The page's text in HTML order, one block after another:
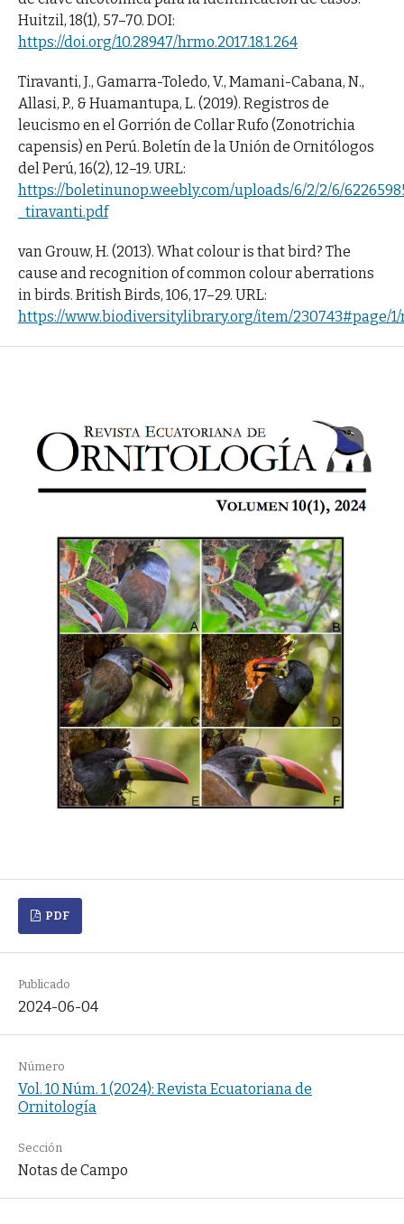
Huitzil, 18(1), 57–70. DOI:
https://doi.org/10.28947/hrmo.2017.18.1.264
Tiravanti, J., Gamarra-Toledo, V., Mamani-Cabana, N.,
Allasi, P., & Huamantupa, L. (2019). Registros de
leucismo en el Gorrión de Collar Rufo (Zonotrichia
capensis) en Perú. Boletín de la Unión de Ornitólogos
del Perú, 16(2), 12–19. URL:
https://boletinunop.weebly.com/uploads/6/2/2/6/
_tiravanti.pdf
van Grouw, H. (2013). What colour is that bird? The
cause and recognition of common colour aberrations
in birds. British Birds, 106, 17–29. URL:
https://www.biodiversitylibrary.org/item/230743#page/1/
PDF
Publicado
2024-06-04
Número
Vol. 10 Núm. 1 (2024): Revista Ecuatoriana de
Ornitología
Sección
Notas de Campo